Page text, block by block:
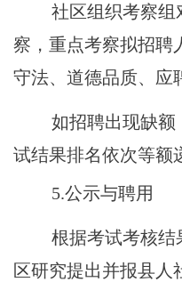
社区组织考察组
察，重点考察拟招聘
守法、道德品质、应
如招聘出现缺额
试结果排名依次等额
5.公示与聘用
根据考试考核结
区研究提出并报县人